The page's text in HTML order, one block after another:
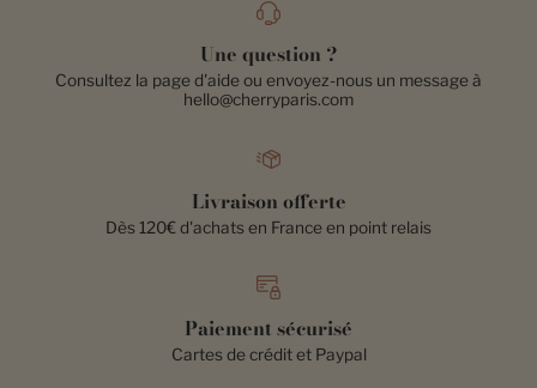
Une question ?
Consultez la page d'aide ou envoyez-nous un message à
hello@cherryparis.com
Livraison offerte
Dès 120€ d'achats en France en point relais
Paiement sécurisé
Cartes de crédit et Paypal